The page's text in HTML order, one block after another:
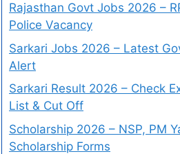
Rajasthan Govt Jobs 2026 –
Police Vacancy
Sarkari Jobs 2026 – Latest
Alert
Sarkari Result 2026 – Check
List & Cut Off
Scholarship 2026 – NSP, PM
Scholarship Forms